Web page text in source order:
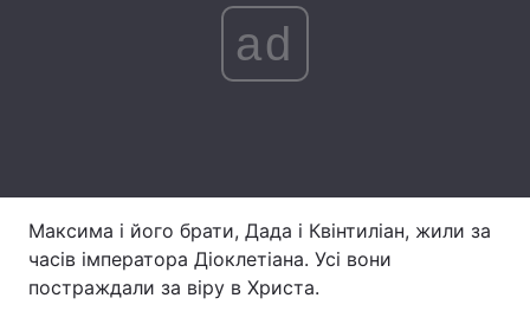
ad
Максима і його брати, Дада і Квінтиліан, жили за
часів імператора Діоклетіана. Усі вони
постраждали за віру в Христа.